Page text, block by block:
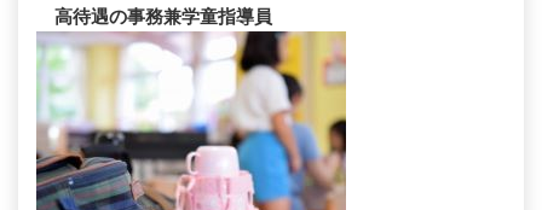
高待遇の事務兼学童指導員